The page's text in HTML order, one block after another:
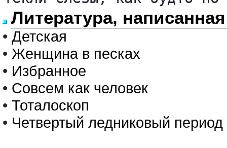
Литература,
• Детская
• Женщина в песках
• Избранное
• Совсем как человек
• Тоталоскоп
• Четвертый ледниковый период